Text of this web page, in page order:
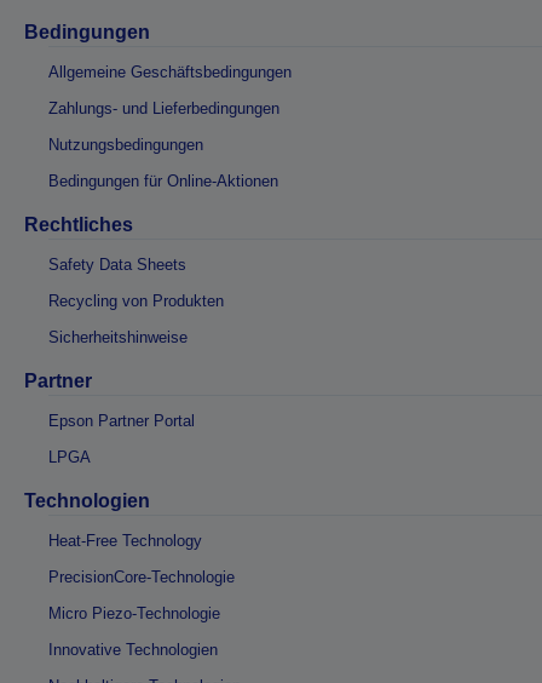
Bedingungen
Allgemeine Geschäftsbedingungen
Zahlungs- und Lieferbedingungen
Nutzungsbedingungen
Bedingungen für Online-Aktionen
Rechtliches
Safety Data Sheets
Recycling von Produkten
Sicherheitshinweise
Partner
Epson Partner Portal
LPGA
Technologien
Heat-Free Technology
PrecisionCore-Technologie
Micro Piezo-Technologie
Innovative Technologien